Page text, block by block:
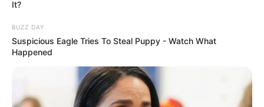
It?
BUZZ DAY
Suspicious Eagle Tries To Steal Puppy - Watch What
Happened